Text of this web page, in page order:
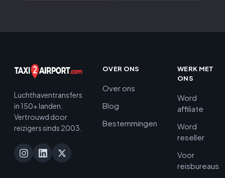
Luchthaventransfers
in 150+ landen.
Vertrouwd door
reizigers sinds 2003.
OVER ONS
Over ons
Blog
Bestemmingen
WERK MET
ONS
Word
affiliate
Word
reseller
Voor
reisbureaus